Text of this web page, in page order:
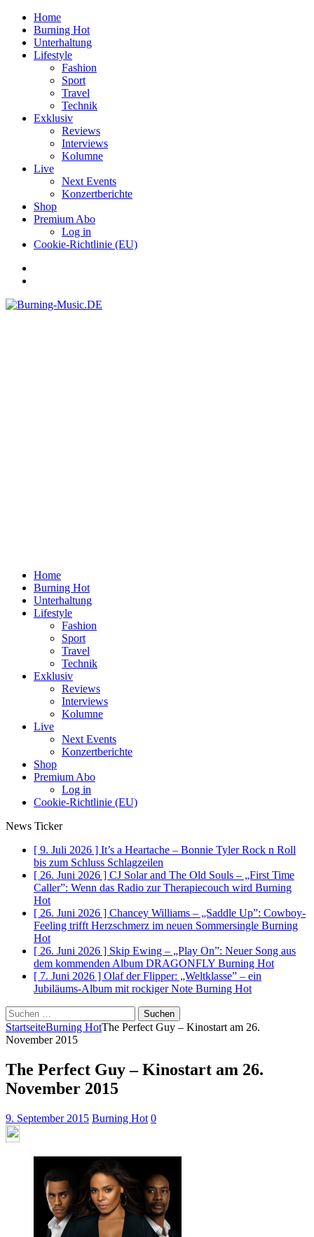
Home
Burning Hot
Unterhaltung
Lifestyle
Fashion
Sport
Travel
Technik
Exklusiv
Reviews
Interviews
Kolumne
Live
Next Events
Konzertberichte
Shop
Premium Abo
Log in
Cookie-Richtlinie (EU)
Home
Burning Hot
Unterhaltung
Lifestyle
Fashion
Sport
Travel
Technik
Exklusiv
Reviews
Interviews
Kolumne
Live
Next Events
Konzertberichte
Shop
Premium Abo
Log in
Cookie-Richtlinie (EU)
News Ticker
[ 9. Juli 2026 ] It’s a Heartache – Bonnie Tyler Rock n Roll
bis zum Schluss Schlagzeilen
[ 26. Juni 2026 ] CJ Solar and The Old Souls – „First Time
Caller”: Wenn das Radio zur Therapiecouch wird Burning
Hot
[ 26. Juni 2026 ] Chancey Williams – „Saddle Up”: Cowboy-
Feeling trifft Herzschmerz im neuen Sommersingle Burning
Hot
[ 26. Juni 2026 ] Skip Ewing – „Play On”: Neuer Song aus
dem kommenden Album DRAGONFLY Burning Hot
[ 7. Juni 2026 ] Olaf der Flipper: „Weltklasse” – ein
Jubiläums-Album mit rockiger Note Burning Hot
Suchen
nach:
StartseiteBurning HotThe Perfect Guy – Kinostart am 26.
November 2015
The Perfect Guy – Kinostart am 26.
November 2015
9. September 2015 Burning Hot 0